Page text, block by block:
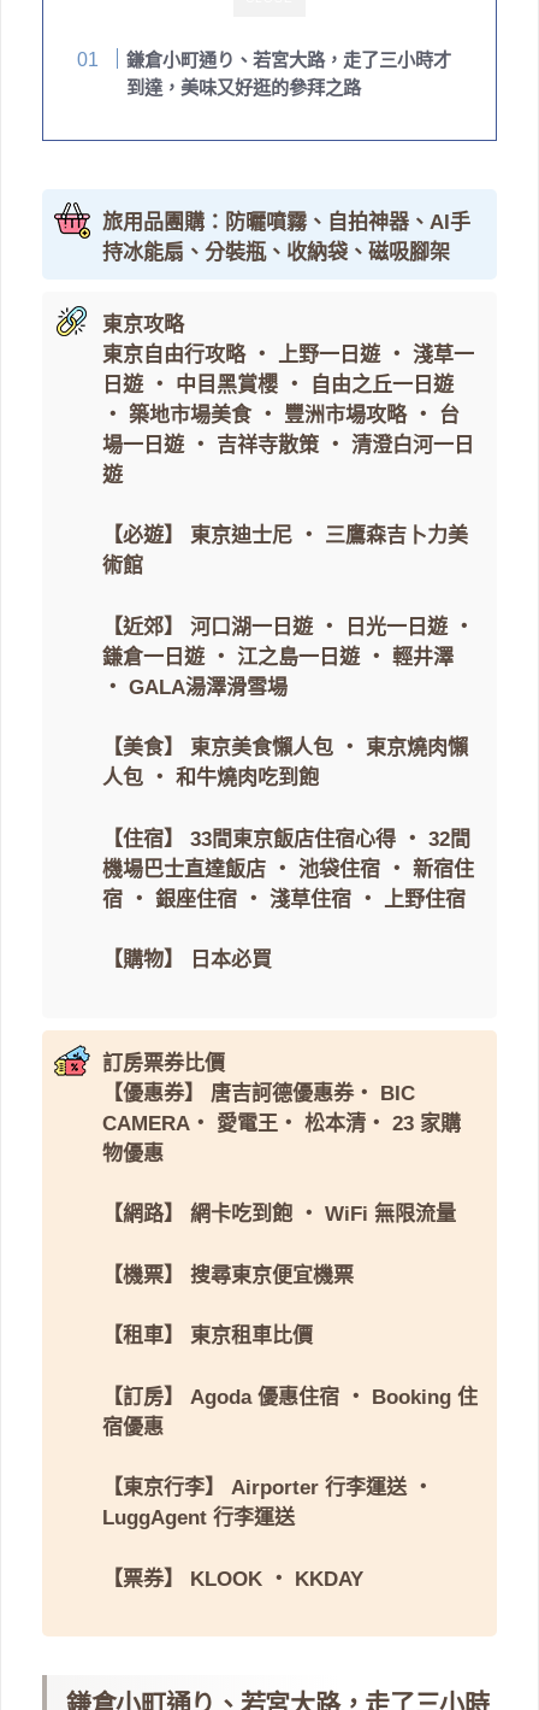
鎌倉小町通り、若宮大路，走了三小時才
到達，美味又好逛的參拜之路
旅用品團購：防曬噴霧、自拍神器、AI手
持冰能扇、分裝瓶、收納袋、磁吸腳架
東京攻略
東京自由行攻略・ 上野一日遊 ・ 淺草一
日遊 ・ 中目黑賞櫻 ・
自由之丘一日遊
・ 築地市場美食・ 豐洲市場攻略・ 台
場一日遊 ・ 吉祥寺散策 ・ 清澄白河一日
遊
【必遊】 東京迪士尼 ・ 三鷹森吉卜力美
術館
【近郊】 河口湖一日遊 ・ 日光一日遊 ・
鎌倉一日遊 ・ 江之島一日遊 ・ 輕井澤
・ GALA湯澤滑雪場
【美食】 東京美食懶人包 ・ 東京燒肉懶
人包 ・ 和牛燒肉吃到飽
【住宿】 33間東京飯店住宿心得 ・ 32間
機場巴士直達飯店 ・ 池袋住宿 ・ 新宿住
宿 ・ 銀座住宿 ・ 淺草住宿 ・ 上野住宿
【購物】 日本必買
訂房票券比價
【優惠券】
唐吉訶德優惠券・
BIC
CAMERA ・ 愛電王 ・ 松本清 ・ 23 家購
物優惠
【網路】 網卡吃到飽 ・ WiFi 無限流量
【機票】 搜尋東京便宜機票
【租車】 東京租車比價
【訂房】 Agoda 優惠住宿 ・ Booking 住
宿優惠
【東京行李】 Airporter 行李運送 ・
LuggAgent 行李運送
【票券】 KLOOK ・ KKDAY
鎌倉小町通り、若宮大路，走了三小時